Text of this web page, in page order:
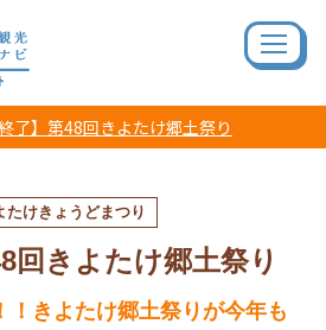
終了】第48回きよたけ郷土祭り
たけきょうどまつり
回きよたけ郷土祭り
！きよたけ郷土祭りが今年も